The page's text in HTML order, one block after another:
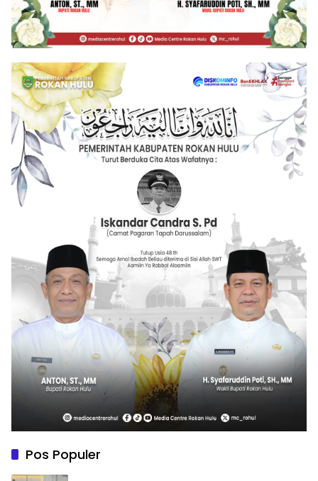
Pos Populer